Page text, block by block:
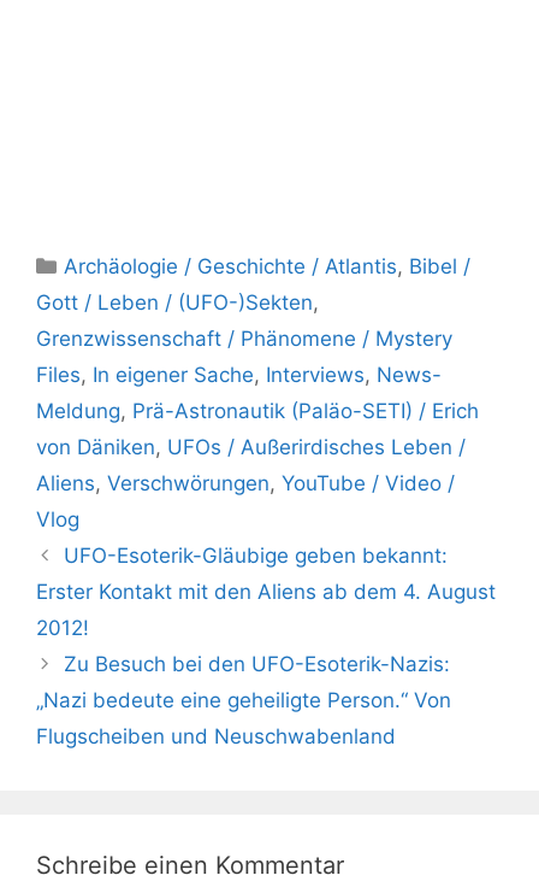
Kategorien
Archäologie / Geschichte / Atlantis, Bibel /
Gott / Leben / (UFO-)Sekten,
Grenzwissenschaft / Phänomene / Mystery
Files, In eigener Sache, Interviews, News-
Meldung, Prä-Astronautik (Paläo-SETI) / Erich
von Däniken, UFOs / Außerirdisches Leben /
Aliens, Verschwörungen, YouTube / Video /
Vlog
UFO-Esoterik-Gläubige geben bekannt:
Erster Kontakt mit den Aliens ab dem 4. August
2012!
Zu Besuch bei den UFO-Esoterik-Nazis:
„Nazi bedeute eine geheiligte Person.“ Von
Flugscheiben und Neuschwabenland
Schreibe einen Kommentar